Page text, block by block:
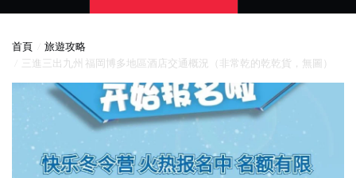
海
首頁
旅遊攻略
三進三出九州 福岡博多地區酒店交通概況（非常乾的乾乾貨，無圖）